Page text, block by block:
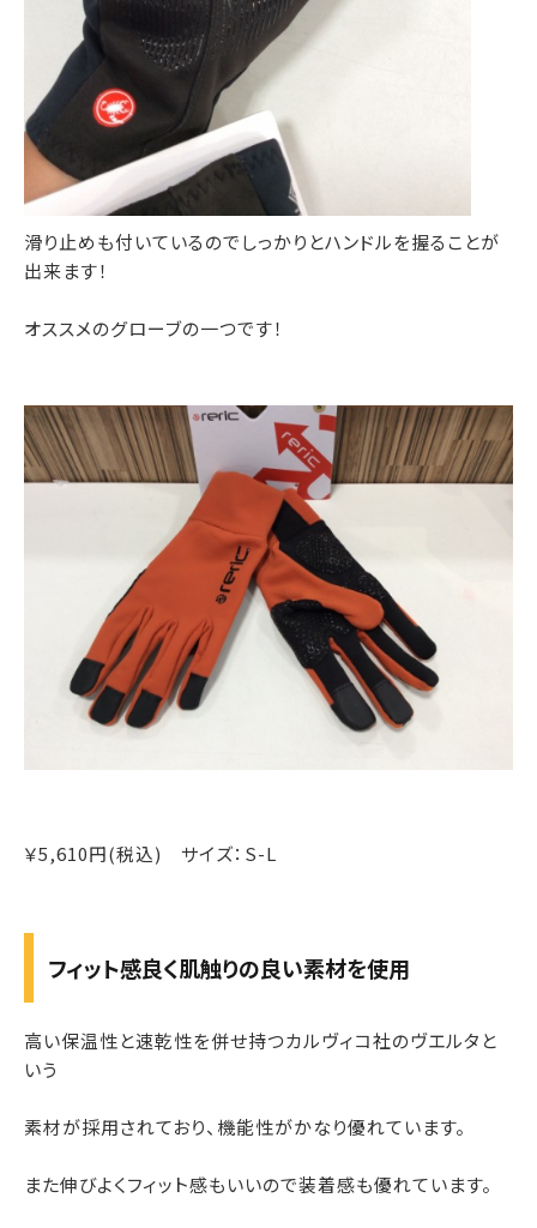
滑り止めも付いているのでしっかりとハンドルを握ることが
出来ます！
オススメのグローブの一つです！
￥5,610円(税込) サイズ：S-L
フィット感良く肌触りの良い素材を使用
高い保温性と速乾性を併せ持つカルヴィコ社のヴエルタと
いう
素材が採用されており、機能性がかなり優れています。
また伸びよくフィット感もいいので装着感も優れています。